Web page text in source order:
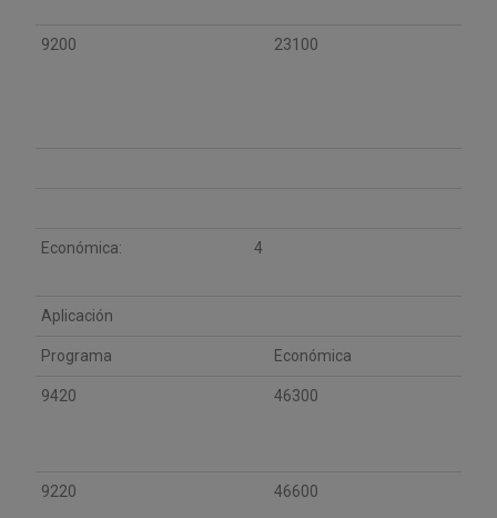
9200 23100
Económica: 4
Aplicación
Programa Económica
9420 46300
9220 46600